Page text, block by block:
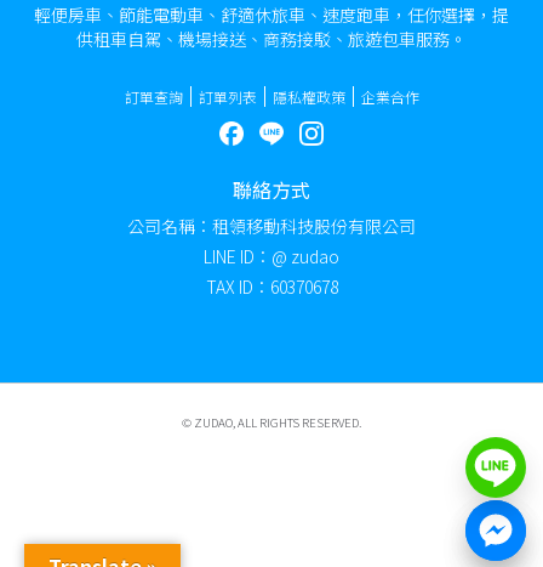
輕便房車、節能電動車、舒適休旅車、速度跑車，任你選擇，提
供租車自駕、機場接送、商務接駁、旅遊包車服務。
訂單查詢 訂單列表 隱私權政策 企業合作
聯絡方式
公司名稱：租領移動科技股份有限公司
LINE ID：@ zudao
TAX ID：60370678
© ZUDAO​, ALL RIGHTS RESERVED.